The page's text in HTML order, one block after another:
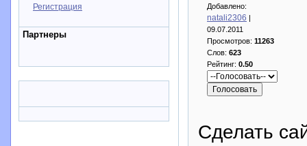
Регистрация
Партнеры
Добавлено:
natali2306 |
09.07.2011
Просмотров: 11263
Слов: 623
Рейтинг: 0.50
Сделать